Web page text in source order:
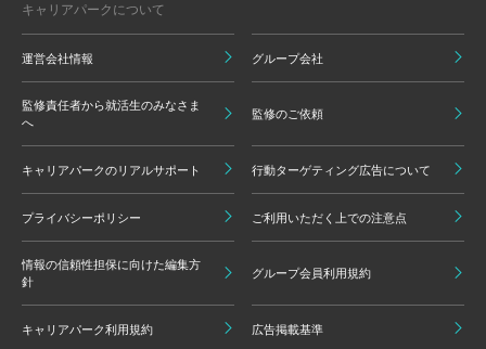
キャリアパークについて
運営会社情報 グループ会社
監修責任者から就活生のみなさま
へ
監修のご依頼
キャリアパークのリアルサポート 行動ターゲティング広告について
プライバシーポリシー ご利用いただく上での注意点
情報の信頼性担保に向けた編集方
針
グループ会員利用規約
キャリアパーク利用規約 広告掲載基準